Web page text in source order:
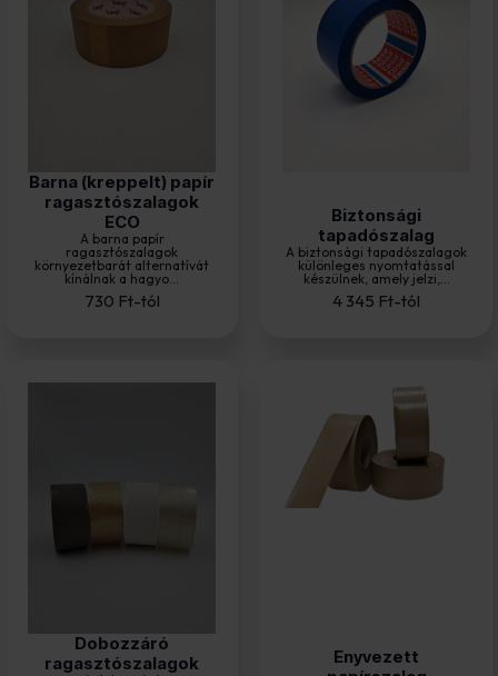
Barna (kreppelt) papír
ragasztószalagok
ECO
A barna papír
ragasztószalagok
környezetbarát alternatívát
kínálnak a hagyo...
730 Ft-tól
Biztonsági
tapadószalag
A biztonsági tapadószalagok
különleges nyomtatással
készülnek, amely jelzi,...
4 345 Ft-tól
Dobozzáró
ragasztószalagok
Enyvezett